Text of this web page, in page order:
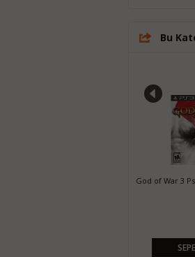
Bu
God of War 3